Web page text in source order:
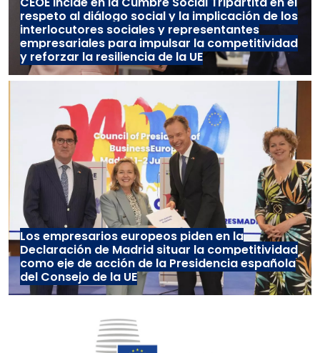
respeto al diálogo social y la implicación de los
interlocutores sociales y representantes
empresariales para impulsar la competitividad
y reforzar la resiliencia de la UE
Los empresarios europeos piden en la
Declaración de Madrid situar la competitividad
como eje de acción de la Presidencia española
del Consejo de la UE